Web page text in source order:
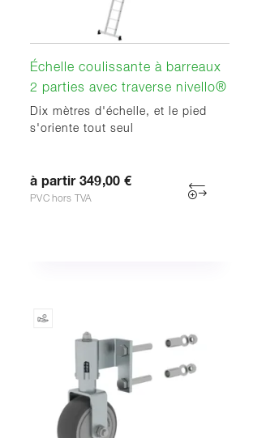
Échelle coulissante à barreaux
2 parties avec traverse nivello®
Dix mètres d'échelle, et le pied
s'oriente tout seul
à partir 349,00 €
PVC hors TVA